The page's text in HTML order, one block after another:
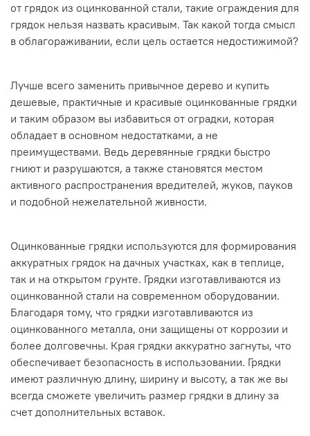
от грядок из оцинкованной стали, такие ограждения для
грядок нельзя назвать красивым. Так какой тогда смысл
в облагораживании, если цель остается недостижимой?
Лучше всего заменить привычное дерево и купить
дешевые, практичные и красивые оцинкованные грядки
и таким образом вы избавиться от оградки, которая
обладает в основном недостатками, а не
преимуществами. Ведь деревянные грядки быстро
гниют и разрушаются, а также становятся местом
активного распространения вредителей, жуков, пауков
и подобной нежелательной живности.
Оцинкованные грядки используются для формирования
аккуратных грядок на дачных участках, как в теплице,
так и на открытом грунте. Грядки изготавливаются из
оцинкованной стали на современном оборудовании.
Благодаря тому, что грядки изготавливаются из
оцинкованного металла, они защищены от коррозии и
более долговечны. Края грядки аккуратно загнуты, что
обеспечивает безопасность в использовании. Грядки
имеют различную длину, ширину и высоту, а так же вы
всегда сможете увеличить размер грядки в длину за
счет дополнительных вставок.